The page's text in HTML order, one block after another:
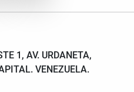
1, AV. URDANETA,
VENEZUELA.